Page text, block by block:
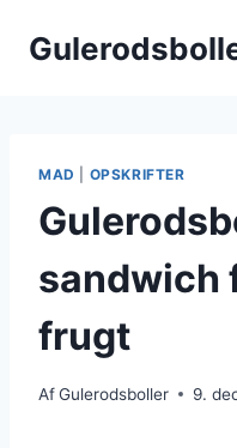
MAD OPSKRIFTER
sandwich
frugt
AfGulerodsboller 9.